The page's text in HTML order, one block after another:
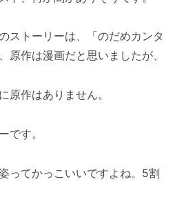
ストーリーは、「のだめカンタ
原作は漫画だと思いましたが、
原作はありません。
です。
ってかっこいいですよね。5割